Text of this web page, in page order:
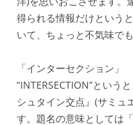
得られる情報だけという
いて、ちょっと不気味でも
「インターセクション」
“INTERSECTION”という
シュタイン交点』(サミュ
す。題名の意味としては